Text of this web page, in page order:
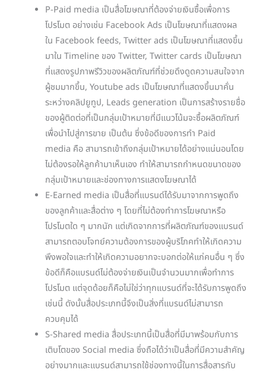
P-Paid media เป็นสื่อโฆษณาที่ต้องจ่ายเงินซื้อเพื่อการ
โปรโมต อย่างเช่น Facebook Ads เป็นโฆษณาที่แสดงผล
ใน Facebook feeds, Twitter ads เป็นโฆษณาที่แสดงขึ้น
มาใน Timeline ของ Twitter, Twitter cards เป็นโฆษณา
ที่แสดงรูปภาพรีวิวของผลิตภัณฑ์ที่ช่วยดึงดูดความสนใจจาก
ผู้ชมมากขึ้น, Youtube ads เป็นโฆษณาที่แสดงขึ้นมาคั่น
ระหว่างคลิปยูทูป, Leads generation เป็นการสร้างรายชื่อ
ของผู้ติดต่อที่เป็นกลุ่มเป้าหมายที่มีแนวโน้มจะซื้อผลิตภัณฑ์
เพื่อนำไปสู่การขาย เป็นต้น ซึ่งข้อดีของการทำ Paid
media คือ สามารถเข้าถึงกลุ่มเป้าหมายได้อย่างแน่นอนโดย
ไม่ต้องรอให้ลูกค้ามาเห็นเอง ทำให้สามารถกำหนดขนาดของ
กลุ่มเป้าหมายและช่องทางการแสดงโฆษณาได้
E-Earned media เป็นสื่อที่แบรนด์ได้รับมาจากการพูดถึง
ของลูกค้าและสื่อต่าง ๆ โดยที่ไม่ต้องทำการโฆษณาหรือ
โปรโมตใด ๆ มากนัก แต่เกิดจากการที่ผลิตภัณฑ์ของแบรนด์
สามารถตอบโจทย์ความต้องการของผู้บริโภคทำให้เกิดความ
พึงพอใจและทำให้เกิดความอยากจะบอกต่อให้แก่คนอื่น ๆ ซึ่ง
ข้อดีก็คือแบรนด์ไม่ต้องจ่ายเงินเป็นจำนวนมากเพื่อทำการ
โปรโมต แต่จุดด้อยก็คือไม่ใช่ว่าทุกแบรนด์ที่จะได้รับการพูดถึง
เช่นนี้ ดังนั้นสื่อประเภทนี้จึงเป็นสิ่งที่แบรนด์ไม่สามารถ
ควบคุมได้
S-Shared media สื่อประเภทนี้เป็นสื่อที่มีมาพร้อมกับการ
เติบโตของ Social media ซึ่งถือได้ว่าเป็นสื่อที่มีความสำคัญ
อย่างมากและแบรนด์สามารถใช้ช่องทางนี้ในการสื่อสารกับ